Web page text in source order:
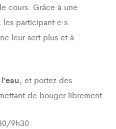
cours. Grâce à une
participant·e·s
leur sert plus et à
, et portez des
de bouger librement.
9h30